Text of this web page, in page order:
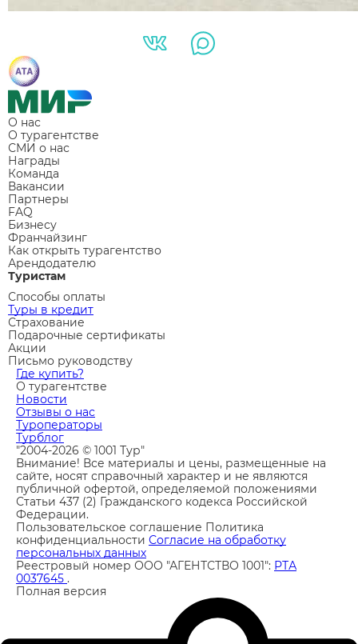
О нас
О турагентстве
СМИ о нас
Награды
Команда
Вакансии
Партнеры
FAQ
Бизнесу
Франчайзинг
Как открыть турагентство
Арендодателю
Туристам
Способы оплаты
Туры в кредит
Страхование
Подарочные сертификаты
Акции
Письмо руководству
Где купить?
О турагентстве
Новости
Отзывы о нас
Туроператоры
Турблог
"2004-2026 © 1001 Тур"
Внимание! Все материалы и цены, размещенные на
сайте, носят справочный характер и не являются
публичной офертой, определяемой положениями
Статьи 437 (2) Гражданского кодекса Российской
Федерации.
Пользовательское соглашение Политика
конфиденциальности Согласие на обработку
персональных данных
Реестровый номер ООО "АГЕНТСТВО 1001": РТА
0037645 .
Полная версия